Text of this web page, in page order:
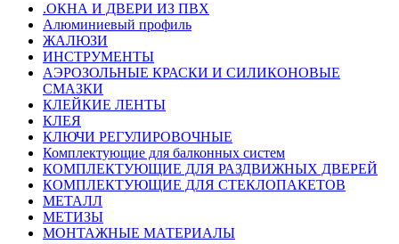
.ОКНА И ДВЕРИ ИЗ ПВХ
Алюминиевый профиль
ЖАЛЮЗИ
ИНСТРУМЕНТЫ
АЭРОЗОЛЬНЫЕ КРАСКИ И СИЛИКОНОВЫЕ
СМАЗКИ
КЛЕЙКИЕ ЛЕНТЫ
КЛЕЯ
КЛЮЧИ РЕГУЛИРОВОЧНЫЕ
Комплектующие для балконных систем
КОМПЛЕКТУЮЩИЕ ДЛЯ РАЗДВИЖНЫХ ДВЕРЕЙ
КОМПЛЕКТУЮЩИЕ ДЛЯ СТЕКЛОПАКЕТОВ
МЕТАЛЛ
МЕТИЗЫ
МОНТАЖНЫЕ МАТЕРИАЛЫ